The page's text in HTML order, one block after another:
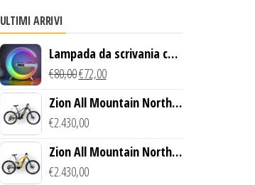
ULTIMI ARRIVI
Lampada da scrivania con
luce LED e ricarica
wireless
€80,00€72,00
Zion All Mountain North
Creek Bike (Nero)
€2.430,00
Zion All Mountain North
Creek Bike (Giallo)
€2.430,00